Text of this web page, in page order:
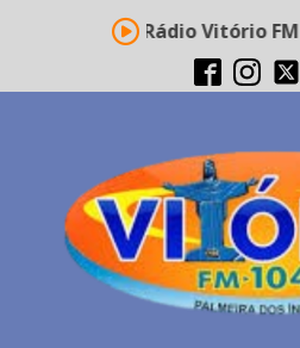
Rádio Vitório FM